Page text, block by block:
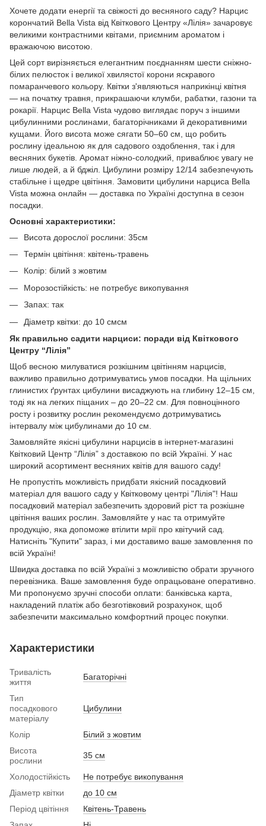
Хочете додати енергії та свіжості до весняного саду? Нарцис
корончатий Bella Vista від Квіткового Центру «Лілія» зачаровує
великими контрастними квітами, приємним ароматом і
вражаючою висотою.
Цей сорт вирізняється елегантним поєднанням шести сніжно-
білих пелюсток і великої хвилястої корони яскравого
помаранчевого кольору. Квітки з'являються наприкінці квітня
— на початку травня, прикрашаючи клумби, рабатки, газони та
рокарії. Нарцис Bella Vista чудово виглядає поруч з іншими
цибулинними рослинами, багаторічниками й декоративними
кущами. Його висота може сягати 50–60 см, що робить
рослину ідеальною як для садового оздоблення, так і для
весняних букетів. Аромат ніжно-солодкий, приваблює увагу не
лише людей, а й бджіл. Цибулини розміру 12/14 забезпечують
стабільне і щедре цвітіння. Замовити цибулини нарциса Bella
Vista можна онлайн — доставка по Україні доступна в сезон
посадки.
Основні характеристики:
Висота дорослої рослини: 35см
Термін цвітіння: квітень-травень
Колір: білий з жовтим
Морозостійкість: не потребує викопування
Запах: так
Діаметр квітки: до 10 смсм
Як правильно садити нарциси: поради від Квіткового
Центру “Лілія”
Щоб весною милуватися розкішним цвітінням нарцисів,
важливо правильно дотримуватись умов посадки. На щільних
глинистих ґрунтах цибулини висаджують на глибину 12–15 см,
тоді як на легких піщаних – до 20–22 см. Для повноцінного
росту і розвитку рослин рекомендуємо дотримуватись
інтервалу між цибулинами до 10 см.
Замовляйте якісні цибулини нарцисів в інтернет-магазині
Квітковий Центр “Лілія” з доставкою по всій Україні. У нас
широкий асортимент весняних квітів для вашого саду!
Не пропустіть можливість придбати якісний посадковий
матеріал для вашого саду у Квітковому центрі "Лілія"! Наш
посадковий матеріал забезпечить здоровий ріст та розкішне
цвітіння ваших рослин. Замовляйте у нас та отримуйте
продукцію, яка допоможе втілити мрії про квітучий сад.
Натисніть "Купити" зараз, і ми доставимо ваше замовлення по
всій Україні!
Швидка доставка по всій Україні з можливістю обрати зручного
перевізника. Ваше замовлення буде опрацьоване оперативно.
Ми пропонуємо зручні способи оплати: банківська карта,
накладений платіж або безготівковий розрахунок, щоб
забезпечити максимально комфортний процес покупки.
Характеристики
Тривалість
життя
Багаторічні
Тип
посадкового
матеріалу
Цибулини
Колір
Білий з жовтим
Висота
рослини
35 см
Холодостійкість
Не потребує викопування
Діаметр квітки
до 10 см
Період цвітіння
Квітень-Травень